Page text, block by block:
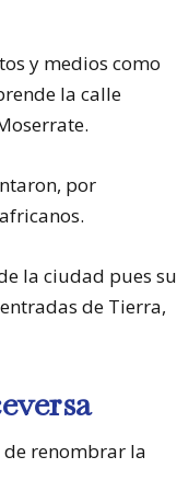
y medios como
la calle
por
la ciudad pues su
de Tierra,
de renombrar la